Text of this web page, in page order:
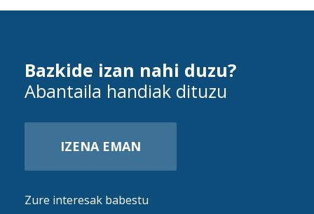
Bazkide izan nahi duzu?
Abantaila handiak dituzu
IZENA EMAN
Zure interesak babestu